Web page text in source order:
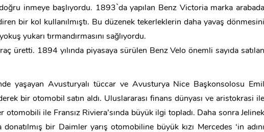
inmeye başlıyordu. 1893`da yapılan Benz Victoria marka arabada
bir kol kullanılmıştı. Bu düzenek tekerleklerin daha yavaş dönmesini
yukarı tırmandırmasını sağlıyordu.
üretti. 1894 yılında piyasaya sürülen Benz Velo önemli sayıda satılan
yaşayan Avusturyalı tüccar ve Avusturya Nice Başkonsolosu Emil
bir otomobil satın aldı. Uluslararası finans dünyası ve aristokrasi ile
ile Fransız Riviera’sında büyük ilgi topladı. Daha sonra Jelinek
bir Daimler yarış otomobiline büyük kızı Mercedes ‘in adını